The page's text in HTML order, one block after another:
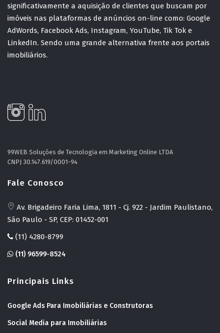
significativamente a aquisição de clientes que buscam por
imóveis nas plataformas de anúncios on-line como: Google
AdWords, Facebook Ads, Instagram, YouTube, Tik Tok e
LinkedIn. Sendo uma grande alternativa frente aos portais
imobiliários.
99WEB Soluções de Tecnologia em Marketing Online LTDA
CNPJ 30.147.619/0001-94
Fale Conosco
Av. Brigadeiro Faria Lima, 1811 - Cj. 922 - Jardim Paulistano,
São Paulo - SP, CEP: 01452-001
(11) 4280-8799
(11) 96599-8524
Principais Links
Google Ads Para Imobiliárias e Construtoras
Social Media para Imobiliárias